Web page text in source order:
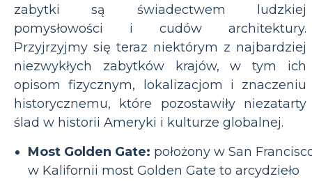
zabytki są świadectwem ludzkiej
pomysłowości i cudów architektury.
Przyjrzyjmy się teraz niektórym z najbardziej
niezwykłych zabytków krajów, w tym ich
opisom fizycznym, lokalizacjom i znaczeniu
historycznemu, które pozostawiły niezatarty
ślad w historii Ameryki i kulturze globalnej.
Most Golden Gate: położony w San
w Kalifornii most Golden Gate to arcydzieło